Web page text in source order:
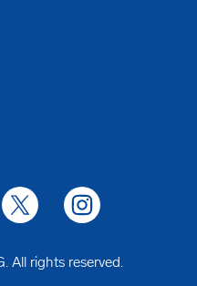
All rights reserved.